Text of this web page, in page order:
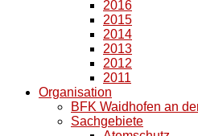
2016
2015
2014
2013
2012
2011
Organisation
BFK Waidhofen an
Sachgebiete